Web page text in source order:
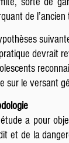
de
devrait
sur le versant
a pour
et de la